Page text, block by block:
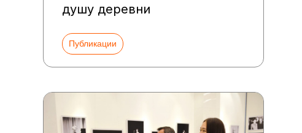
душу деревни
Публикации